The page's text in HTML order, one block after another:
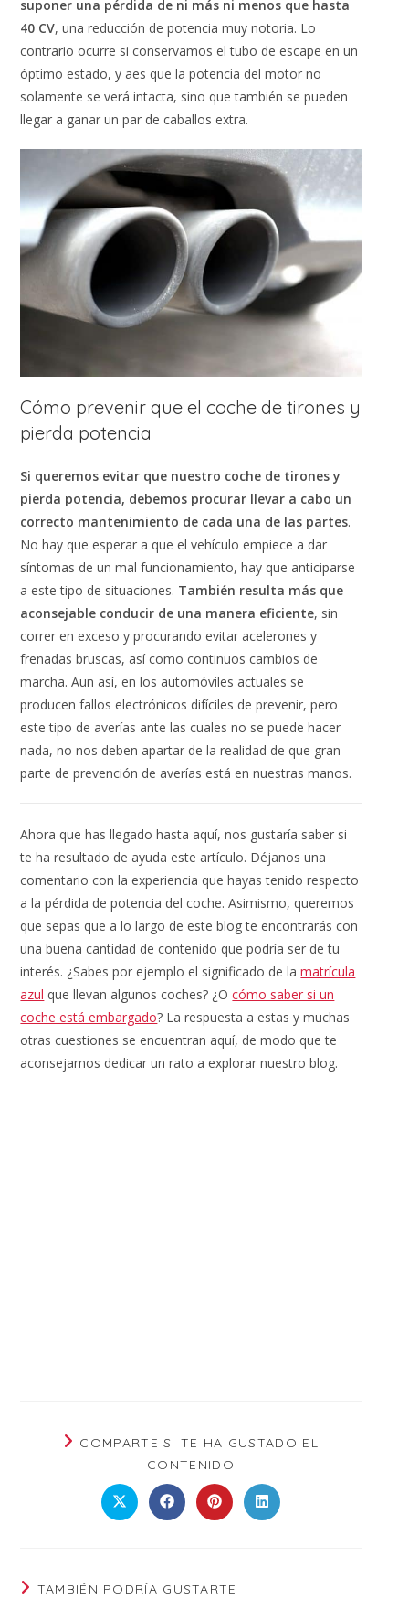
suponer una pérdida de ni más ni menos que hasta
40 CV, una reducción de potencia muy notoria. Lo
contrario ocurre si conservamos el tubo de escape en un
óptimo estado, y aes que la potencia del motor no
solamente se verá intacta, sino que también se pueden
llegar a ganar un par de caballos extra.
Cómo prevenir que el coche de tirones y
pierda potencia
Si queremos evitar que nuestro coche de tirones y
pierda potencia, debemos procurar llevar a cabo un
correcto mantenimiento de cada una de las partes.
No hay que esperar a que el vehículo empiece a dar
síntomas de un mal funcionamiento, hay que anticiparse
a este tipo de situaciones. También resulta más que
aconsejable conducir de una manera eficiente, sin
correr en exceso y procurando evitar acelerones y
frenadas bruscas, así como continuos cambios de
marcha. Aun así, en los automóviles actuales se
producen fallos electrónicos difíciles de prevenir, pero
este tipo de averías ante las cuales no se puede hacer
nada, no nos deben apartar de la realidad de que gran
parte de prevención de averías está en nuestras manos.
Ahora que has llegado hasta aquí, nos gustaría saber si
te ha resultado de ayuda este artículo. Déjanos una
comentario con la experiencia que hayas tenido respecto
a la pérdida de potencia del coche. Asimismo, queremos
que sepas que a lo largo de este blog te encontrarás con
una buena cantidad de contenido que podría ser de tu
interés. ¿Sabes por ejemplo el significado de lamatrícula
azul que llevan algunos coches? ¿Ocómo saber si un
coche está embargado? La respuesta a estas y muchas
otras cuestiones se encuentran aquí, de modo que te
aconsejamos dedicar un rato a explorar nuestro blog.
COMPARTE SI TE HA GUSTADO EL
CONTENIDO
TAMBIÉN PODRÍA GUSTARTE